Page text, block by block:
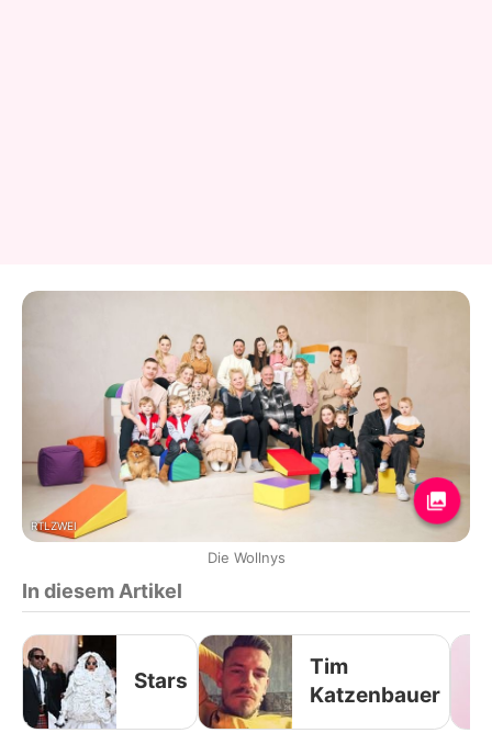
RTLZWEI
Die Wollnys
In diesem Artikel
Stars
Tim
Katzenbauer